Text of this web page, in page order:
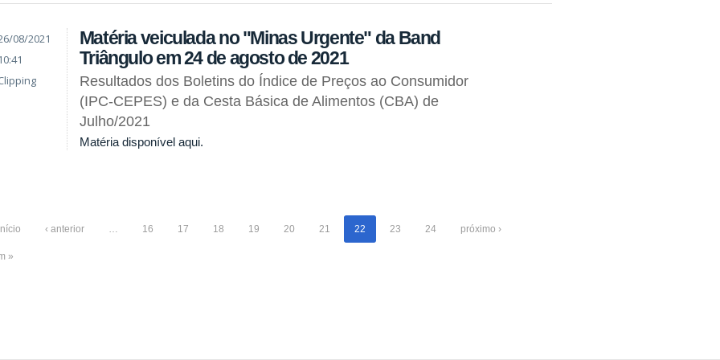
08/2021
Matéria veiculada no "Minas Urgente" da Band
Triângulo em 24 de agosto de 2021
Resultados dos Boletins do Índice de Preços ao Consumidor
(IPC-CEPES) e da Cesta Básica de Alimentos (CBA) de
Julho/2021
Matéria disponível aqui.
‹ anterior … 16 17 18 19 20 21 22 23 24 próximo ›
»